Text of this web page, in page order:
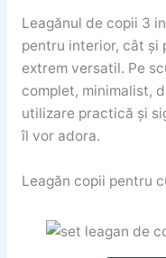
Leagănul de copii 3
pentru interior, cât și
extrem versatil. Pe
complet, minimalist,
utilizare practică și
îl vor adora.
Leagăn copii pentru